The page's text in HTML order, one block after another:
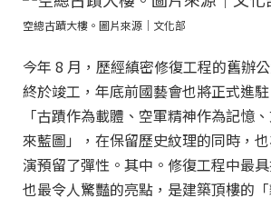
空總古蹟大樓。圖片來源｜文化部
今年 8 月，歷經縝密修復工程的舊辦
終於竣工，年底前國藝會也將正式進
「古蹟作為載體、空軍精神作為記憶
來藍圖」，在保留歷史紋理的同時，
演預留了彈性。其中。修復工程中最
也最令人驚豔的亮點，是建築頂樓的「